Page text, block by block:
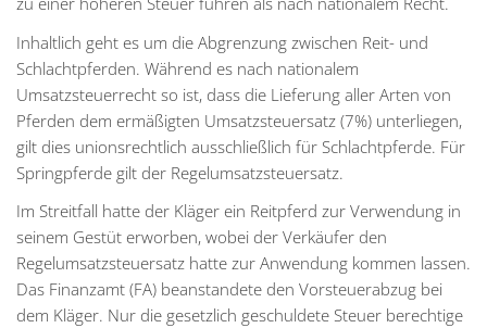
Inhaltlich geht es um die Abgrenzung zwischen Reit- und
Schlachtpferden. Während es nach nationalem
Umsatzsteuerrecht so ist, dass die Lieferung aller Arten von
Pferden dem ermäßigten Umsatzsteuersatz (7%) unterliegen,
gilt dies unionsrechtlich ausschließlich für Schlachtpferde. Für
Springpferde gilt der Regelumsatzsteuersatz.
Im Streitfall hatte der Kläger ein Reitpferd zur Verwendung in
seinem Gestüt erworben, wobei der Verkäufer den
Regelumsatzsteuersatz hatte zur Anwendung kommen lassen.
Das Finanzamt (FA) beanstandete den Vorsteuerabzug bei
dem Kläger. Nur die gesetzlich geschuldete Steuer berechtige